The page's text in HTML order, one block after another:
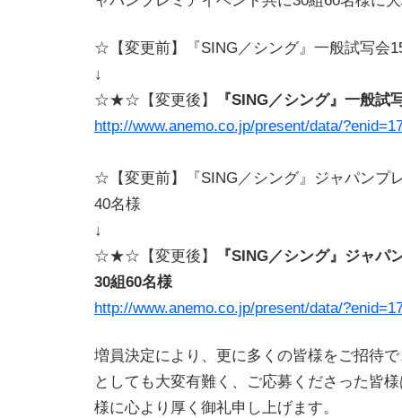
☆【変更前】『SING／シング』一般試写会
↓
☆★☆【変更後】
『SING／シング』一般試
http://www.anemo.co.jp/present/data/
☆【変更前】『SING／シング』ジャパンプ
40名様
↓
☆★☆【変更後】
『SING／シング』ジャパ
30組60名様
http://www.anemo.co.jp/present/data/
増員決定により、更に多くの皆様をご招待
としても大変有難く、ご応募くださった皆
様に心より厚く御礼申し上げます。